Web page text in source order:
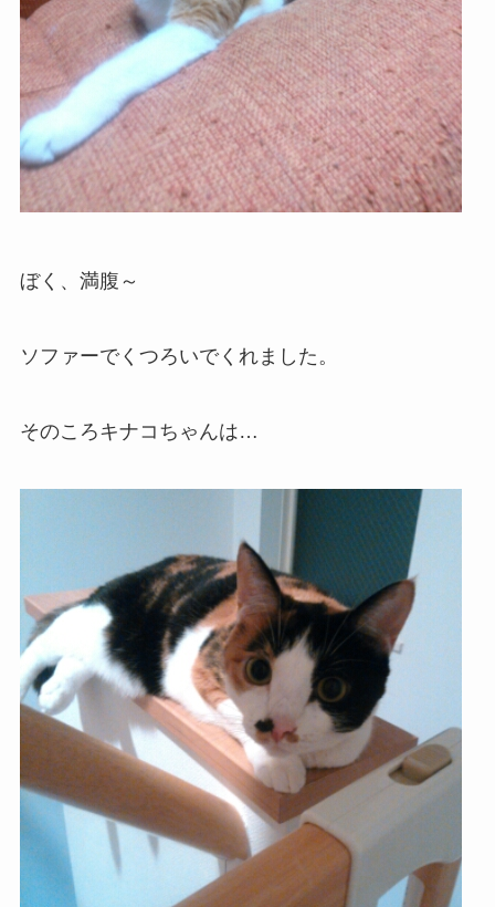
ぼく、満腹～
ソファーでくつろいでくれました。
そのころキナコちゃんは…